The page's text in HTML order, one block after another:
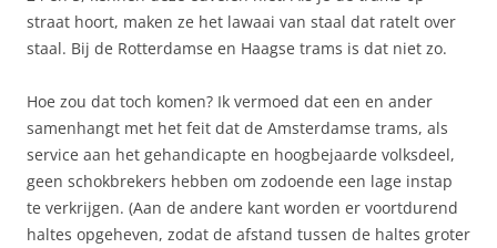
straat hoort, maken ze het lawaai van staal dat ratelt over
staal. Bij de Rotterdamse en Haagse trams is dat niet zo.
Hoe zou dat toch komen? Ik vermoed dat een en ander
samenhangt met het feit dat de Amsterdamse trams, als
service aan het gehandicapte en hoogbejaarde volksdeel,
geen schokbrekers hebben om zodoende een lage instap
te verkrijgen. (Aan de andere kant worden er voortdurend
haltes opgeheven, zodat de afstand tussen de haltes groter